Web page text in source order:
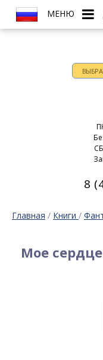
МЕНЮ
8
Главная / Книги /
Мое